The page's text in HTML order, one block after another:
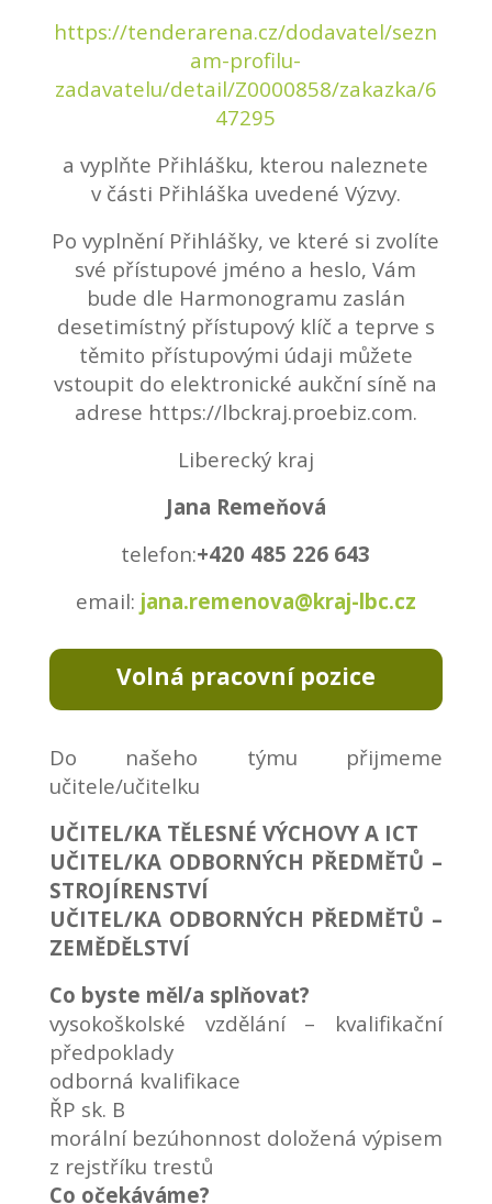
https://tenderarena.cz/dodavatel/sezn
am-profilu-
zadavatelu/detail/Z0000858/zakazka/6
47295
a vyplňte Přihlášku, kterou naleznete
v části Přihláška uvedené Výzvy.
Po vyplnění Přihlášky, ve které si zvolíte
své přístupové jméno a heslo, Vám
bude dle Harmonogramu zaslán
desetimístný přístupový klíč a teprve s
těmito přístupovými údaji můžete
vstoupit do elektronické aukční síně na
adrese https://lbckraj.proebiz.com.
Liberecký kraj
Jana Remeňová
telefon:+420 485 226 643
email: jana.remenova@kraj-lbc.cz
Volná pracovní pozice
Do našeho týmu přijmeme
učitele/učitelku
UČITEL/KA TĚLESNÉ VÝCHOVY A ICT
UČITEL/KA ODBORNÝCH PŘEDMĚTŮ –
STROJÍRENSTVÍ
UČITEL/KA ODBORNÝCH PŘEDMĚTŮ –
ZEMĚDĚLSTVÍ
Co byste měl/a splňovat?
vysokoškolské vzdělání – kvalifikační
předpoklady
odborná kvalifikace
ŘP sk. B
morální bezúhonnost doložená výpisem
z rejstříku trestů
Co očekáváme?